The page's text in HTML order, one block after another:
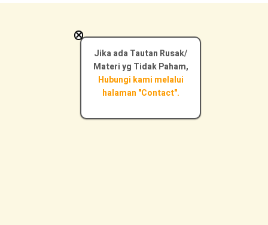
Jika ada Tautan Rusak/
Materi yg Tidak Paham,
Hubungi kami melalui
halaman "Contact".
×